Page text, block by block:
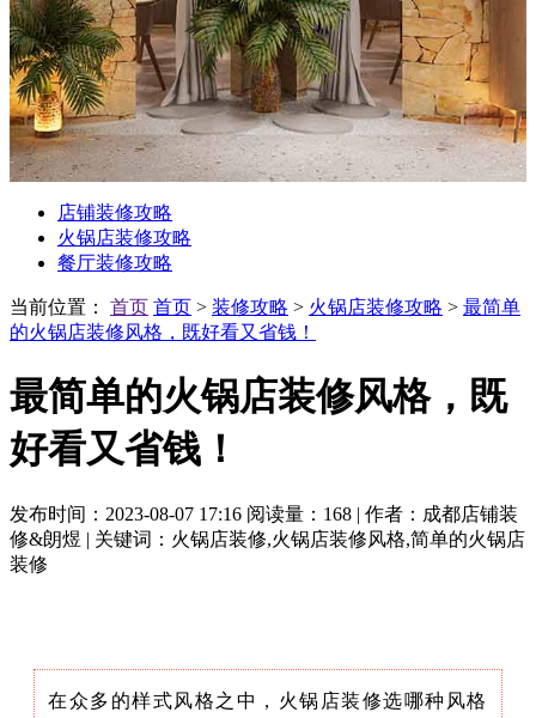
店铺装修攻略
火锅店装修攻略
餐厅装修攻略
当前位置： 首页 首页 > 装修攻略 > 火锅店装修攻略 > 最简单
的火锅店装修风格，既好看又省钱！
最简单的火锅店装修风格，既
好看又省钱！
发布时间：2023-08-07 17:16 阅读量：168 | 作者：成都店铺装
修&朗煜 | 关键词：火锅店装修,火锅店装修风格,简单的火锅店
装修
在众多的样式风格之中，火锅店装修选哪种风格